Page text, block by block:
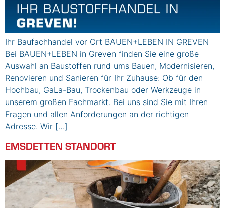
Ihr Baufachhandel vor Ort BAUEN+LEBEN IN GREVEN
Bei BAUEN+LEBEN in Greven finden Sie eine große
Auswahl an Baustoffen rund ums Bauen, Modernisieren,
Renovieren und Sanieren für Ihr Zuhause: Ob für den
Hochbau, GaLa-Bau, Trockenbau oder Werkzeuge in
unserem großen Fachmarkt. Bei uns sind Sie mit Ihren
Fragen und allen Anforderungen an der richtigen
Adresse. Wir […]
EMSDETTEN STANDORT